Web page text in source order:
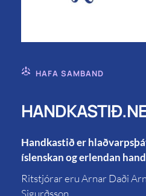
HAFA SAMBAND
Handkastið er
íslenskan og erlendan
Ritstjórar eru Arnar Daði
Sigurðsson.